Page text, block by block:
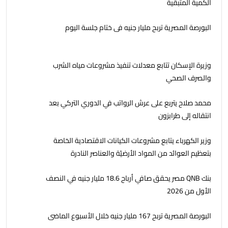
الكمية المتبقية
البورصة المصرية تربح مليار جنيه فى ختام جلسة اليوم
وزيرة الإسكان تتابع معدلات تنفيذ مشروعات مياه الشرب
والصرف الصحي
محمد صلاح يتربع على عرش الرواتب في الدوري التركي بعد
انتقاله إلى طرابزون
وزير الكهرباء يتابع مشروعات الكيانات الاقتصادية الخاصة
بتعظيم العوائد من المواد الأرضيّة والعناصر النادرة
بنك QNB مصر يحقق صافي أرباح 18.6 مليار جنيه في النصف
الأول من 2026
البورصة المصرية تربح 167 مليار جنيه خلال الأسبوع الماضى